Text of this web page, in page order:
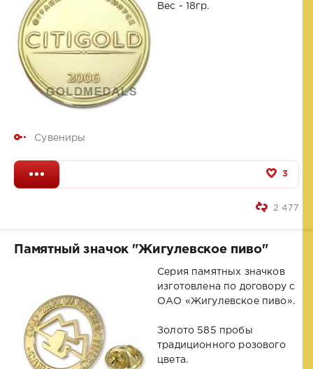
Вес - 18гр.
Сувениры
3
2 477
Памятный значок "Жигулевское пиво"
Серия памятных значков
изготовлена по договору с
ОАО «Жигулевское пиво».
Золото 585 пробы
традиционного розового
цвета.